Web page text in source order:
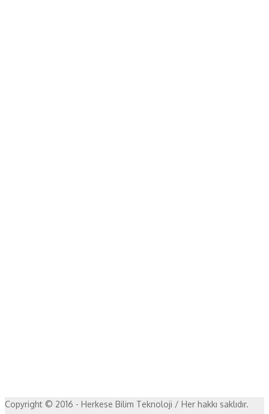
Copyright © 2016 - Herkese Bilim Teknoloji / Her hakkı saklıdır.